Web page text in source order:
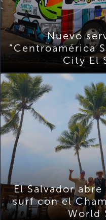
Nuevo
“Centroamérica
City El
El Salvador
surf con el
World